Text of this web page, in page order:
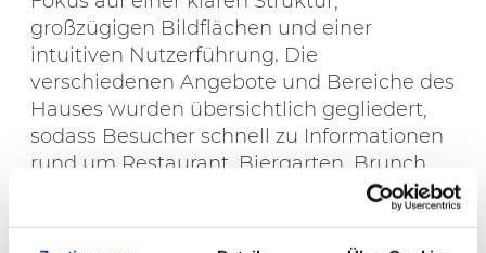
großzügigen Bildflächen und einer
intuitiven Nutzerführung. Die
verschiedenen Angebote und Bereiche des
Hauses wurden übersichtlich gegliedert,
sodass Besucher schnell zu Informationen
rund um Restaurant, Biergarten, Brunch,